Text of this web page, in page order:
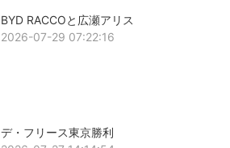
BYD RACCOと広瀬アリス
2026-07-29 07:22:16
デ・フリース東京勝利